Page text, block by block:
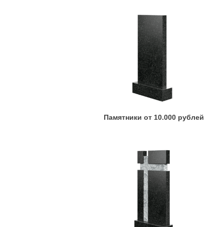
Памятники от 10.000 рублей